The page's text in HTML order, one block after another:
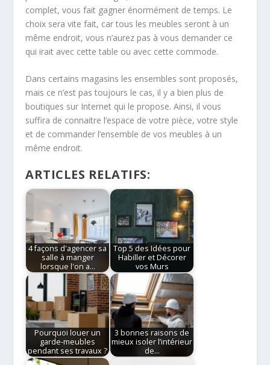
complet, vous fait gagner énormément de temps. Le
choix sera vite fait, car tous les meubles seront à un
même endroit, vous n’aurez pas à vous demander ce
qui irait avec cette table ou avec cette commode.
Dans certains magasins les ensembles sont proposés,
mais ce n’est pas toujours le cas, il y a bien plus de
boutiques sur Internet qui le propose. Ainsi, il vous
suffira de connaitre l’espace de votre pièce, votre style
et de commander l’ensemble de vos meubles à un
même endroit.
ARTICLES RELATIFS:
4 façons d'agencer sa
salle à manger
lorsque l'on a…
Top 5 des Idées pour
Habiller et Décorer
vos Murs
Pourquoi louer un
garde-meubles
pendant ses travaux ?
3 bonnes raisons de
mieux isoler l’intérieur
de…